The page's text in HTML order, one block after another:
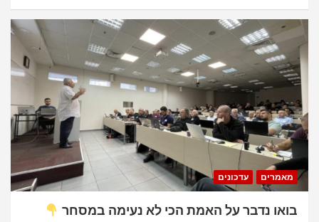
מאמרים עדכונים
בואו נדבר על האמת הכי לא נעימה במסחר